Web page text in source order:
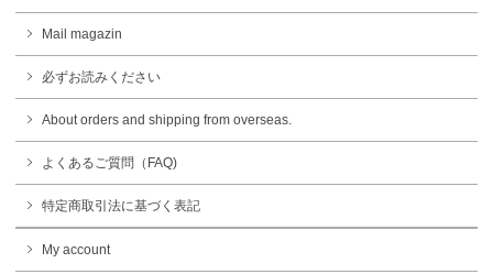
Mail magazin
必ずお読みください
About orders and shipping from overseas.
よくあるご質問（FAQ)
特定商取引法に基づく表記
My account